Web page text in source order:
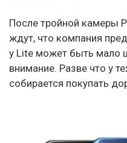
После тройной камеры
ждут, что компания
у Lite может быть мало
внимание. Разве что у
собирается покупать